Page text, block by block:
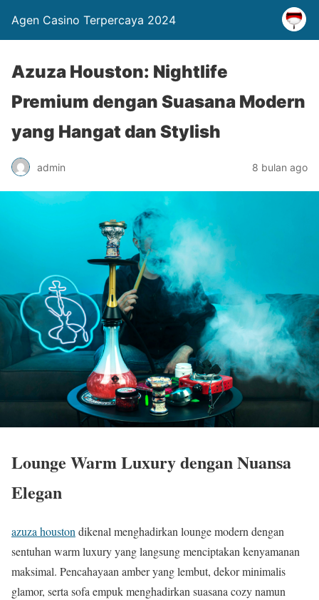
Agen Casino Terpercaya 2024
Azuza Houston: Nightlife
Premium dengan Suasana Modern
yang Hangat dan Stylish
admin 8 bulan ago
Lounge Warm Luxury dengan Nuansa
Elegan
azuza houston dikenal menghadirkan lounge modern dengan
sentuhan warm luxury yang langsung menciptakan kenyamanan
maksimal. Pencahayaan amber yang lembut, dekor minimalis
glamor, serta sofa empuk menghadirkan suasana cozy namun